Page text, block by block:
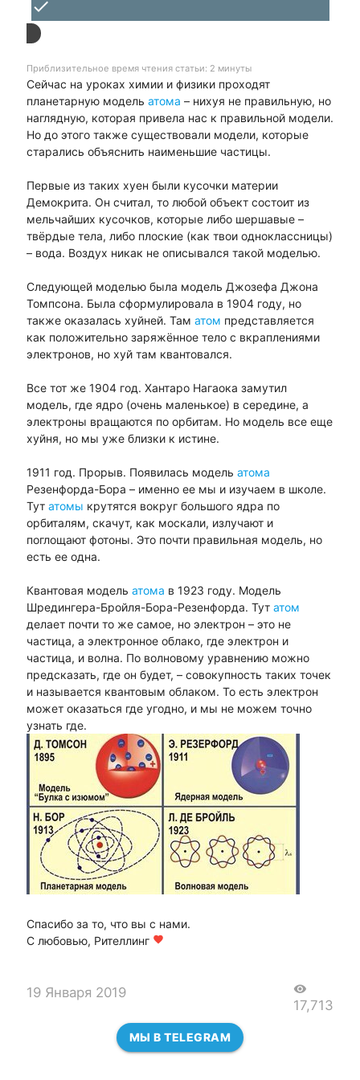
done
Приблизительное время чтения статьи: 2 минуты
Сейчас на уроках химии и физики проходят
планетарную модель атома – нихуя не правильную, но
наглядную, которая привела нас к правильной модели.
Но до этого также существовали модели, которые
старались объяснить наименьшие частицы.
Первые из таких хуен были кусочки материи
Демокрита. Он считал, то любой объект состоит из
мельчайших кусочков, которые либо шершавые –
твёрдые тела, либо плоские (как твои одноклассницы)
– вода. Воздух никак не описывался такой моделью.
Следующей моделью была модель Джозефа Джона
Томпсона. Была сформулировала в 1904 году, но
также оказалась хуйней. Там атом представляется
как положительно заряжённое тело с вкраплениями
электронов, но хуй там квантовался.
Все тот же 1904 год. Хантаро Нагаока замутил
модель, где ядро (очень маленькое) в середине, а
электроны вращаются по орбитам. Но модель все еще
хуйня, но мы уже близки к истине.
1911 год. Прорыв. Появилась модель атома
Резенфорда-Бора – именно ее мы и изучаем в школе.
Тут атомы крутятся вокруг большого ядра по
орбиталям, скачут, как москали, излучают и
поглощают фотоны. Это почти правильная модель, но
есть ее одна.
Квантовая модель атома в 1923 году. Модель
Шредингера-Бройля-Бора-Резенфорда. Тут атом
делает почти то же самое, но электрон – это не
частица, а электронное облако, где электрон и
частица, и волна. По волновому уравнению можно
предсказать, где он будет, – совокупность таких точек
и называется квантовым облаком. То есть электрон
может оказаться где угодно, и мы не можем точно
узнать где.
Спасибо за то, что вы с нами.
С любовью, Рителлинг favorite
19 Января 2019 visibility
17,713
МЫ В TELEGRAM